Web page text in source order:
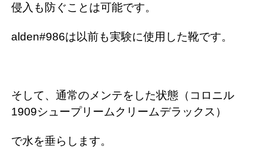
侵入も防ぐことは可能です。
alden#986は以前も実験に使用した靴です。
そして、通常のメンテをした状態（コロニル
1909シュープリームクリームデラックス）
で水を垂らします。